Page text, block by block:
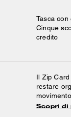
Tasca con
Cinque
credito
Il Zip
restare
granulata
Scopri di